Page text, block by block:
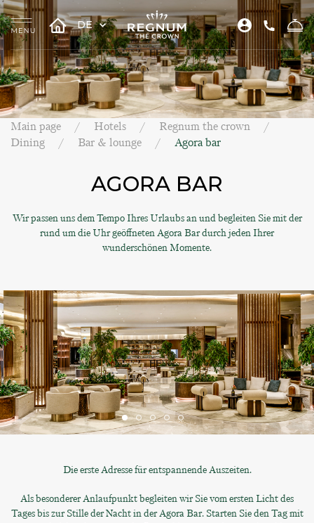
DE
Main page Hotels
Regnum the crown
Dining
Bar & lounge Agora bar
AGORA BAR
Wir passen uns dem Tempo Ihres Urlaubs an und begleiten Sie mit der
rund um die Uhr geöffneten Agora Bar durch jeden Ihrer
wunderschönen Momente.
Die erste Adresse für entspannende Auszeiten.
Als besonderer Anlaufpunkt begleiten wir Sie vom ersten Licht des
Tages bis zur Stille der Nacht in der Agora Bar. Starten Sie den Tag mit